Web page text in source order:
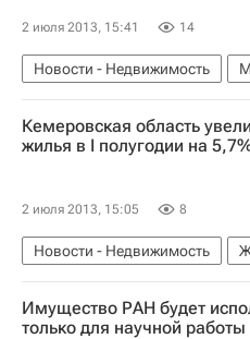
2 июля 2013, 15:41 14
Новости - Недвижимость
Реконструкция
Транспорт
Инфраструктура
Россия
Кемеровская область
жилья в I полугодии на
2 июля 2013, 15:05 8
Новости - Недвижимость
Кемеровская область
Россия
Имущество РАН будет
только для научной